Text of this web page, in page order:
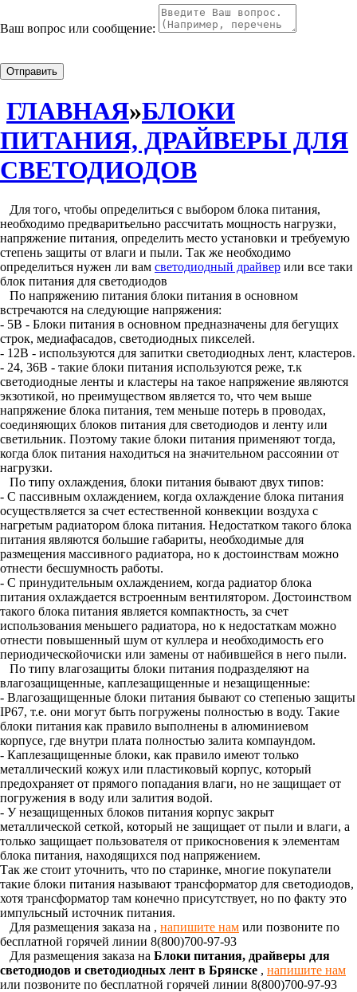
Ваш вопрос или сообщение:
Отправить
ГЛАВНАЯ»БЛОКИ
ПИТАНИЯ, ДРАЙВЕРЫ ДЛЯ
СВЕТОДИОДОВ
Для того, чтобы определиться с выбором блока питания,
необходимо предваритьельно рассчитать мощность нагрузки,
напряжение питания, определить место установки и требуемую
степень защиты от влаги и пыли. Так же необходимо
определиться нужен ли вам светодиодный драйвер или все таки
блок питания для светодиодов
По напряжению питания блоки питания в основном
встречаются на следующие напряжения:
- 5В - Блоки питания в основном предназначены для бегущих
строк, медиафасадов, светодиодных пикселей.
- 12В - используются для запитки светодиодных лент, кластеров.
- 24, 36В - такие блоки питания используются реже, т.к
светодиодные ленты и кластеры на такое напряжение являются
экзотикой, но преимуществом является то, что чем выше
напряжение блока питания, тем меньше потерь в проводах,
соединяющих блоков питания для светодиодов и ленту или
светильник. Поэтому такие блоки питания применяют тогда,
когда блок питания находиться на значительном рассоянии от
нагрузки.
По типу охлаждения, блоки питания бывают двух типов:
- С пассивным охлаждением, когда охлаждение блока питания
осуществляется за счет естественной конвекции воздуха с
нагретым радиатором блока питания. Недостатком такого блока
питания являются большие габариты, необходимые для
размещения массивного радиатора, но к достоинствам можно
отнести бесшумность работы.
- С принудительным охлаждением, когда радиатор блока
питания охлаждается встроенным вентилятором. Достоинством
такого блока питания является компактность, за счет
использования меньшего радиатора, но к недостаткам можно
отнести повышенный шум от куллера и необходимость его
периодическойочиски или замены от набившейся в него пыли.
По типу влагозащиты блоки питания подразделяют на
влагозащищенные, каплезащищенные и незащищенные:
- Влагозащищенные блоки питания бывают со степенью защиты
IP67, т.е. они могут быть погружены полностью в воду. Такие
блоки питания как правило выполнены в алюминиевом
корпусе, где внутри плата полностью залита компаундом.
- Каплезащищенные блоки, как правило имеют только
металлический кожух или пластиковый корпус, который
предохраняет от прямого попадания влаги, но не защищает от
погружения в воду или залития водой.
- У незащищенных блоков питания корпус закрыт
металлической сеткой, который не защищает от пыли и влаги, а
только защищает пользователя от прикосновения к элементам
блока питания, находящихся под напряжением.
Так же стоит уточнить, что по старинке, многие покупатели
такие блоки питания называют трансформатор для светодиодов,
хотя трансформатор там конечно присутствует, но по факту это
импульсный источник питания.
Для размещения заказа на , напишите нам или позвоните по
бесплатной горячей линии 8(800)700-97-93
Для размещения заказа на Блоки питания, драйверы для
светодиодов и светодиодных лент в Брянске , напишите нам
или позвоните по бесплатной горячей линии 8(800)700-97-93